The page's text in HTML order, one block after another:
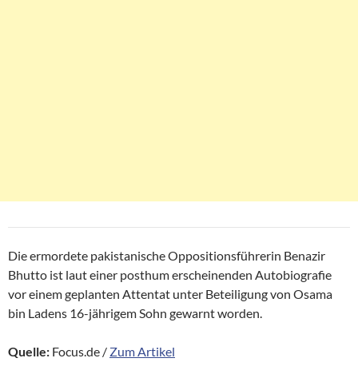
Die ermordete pakistanische Oppositionsführerin Benazir
Bhutto ist laut einer posthum erscheinenden Autobiografie
vor einem geplanten Attentat unter Beteiligung von Osama
bin Ladens 16-jährigem Sohn gewarnt worden.
Quelle: Focus.de / Zum Artikel